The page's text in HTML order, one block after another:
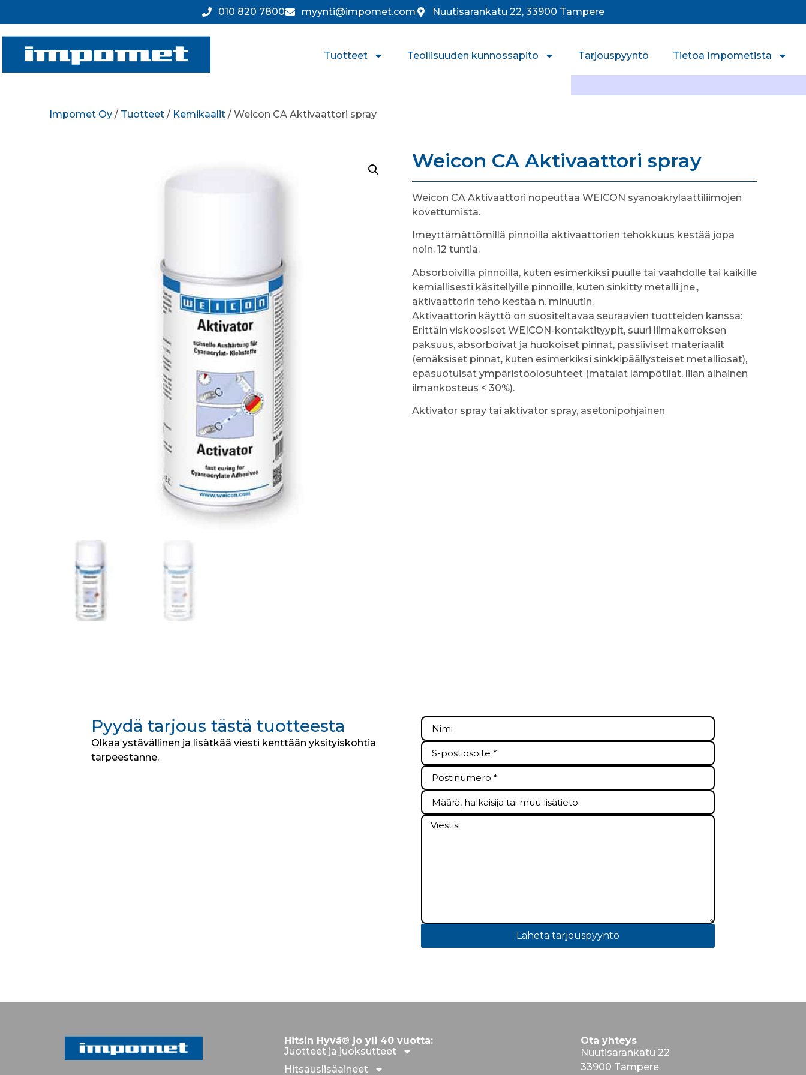
010 820 7800 myynti@impomet.com Nuutisarankatu 22, 33900 Tampere
Tuotteet Teollisuuden kunnossapito Tarjouspyyntö Tietoa Impometista
Impomet Oy / Tuotteet / Kemikaalit / Weicon CA Aktivaattori spray
Weicon CA Aktivaattori spray
Weicon CA Aktivaattori nopeuttaa WEICON syanoakrylaattiliimojen
kovettumista.
Imeyttämättömillä pinnoilla aktivaattorien tehokkuus kestää jopa
noin. 12 tuntia.
Absorboivilla pinnoilla, kuten esimerkiksi puulle tai vaahdolle tai kaikille
kemiallisesti käsitellyille pinnoille, kuten sinkitty metalli jne.,
aktivaattorin teho kestää n. minuutin.
Aktivaattorin käyttö on suositeltavaa seuraavien tuotteiden kanssa:
Erittäin viskoosiset WEICON-kontaktityypit, suuri liimakerroksen
paksuus, absorboivat ja huokoiset pinnat, passiiviset materiaalit
(emäksiset pinnat, kuten esimerkiksi sinkkipäällysteiset metalliosat),
epäsuotuisat ympäristöolosuhteet (matalat lämpötilat, liian alhainen
ilmankosteus < 30%).
Aktivator spray tai aktivator spray, asetonipohjainen
Pyydä tarjous tästä tuotteesta
Olkaa ystävällinen ja lisätkää viesti kenttään yksityiskohtia
tarpeestanne.
Lähetä tarjouspyyntö
Hitsin Hyvä® jo yli 40 vuotta:
Juotteet ja juoksutteet
Hitsauslisäaineet
Ota yhteys
Nuutisarankatu 22
33900 Tampere